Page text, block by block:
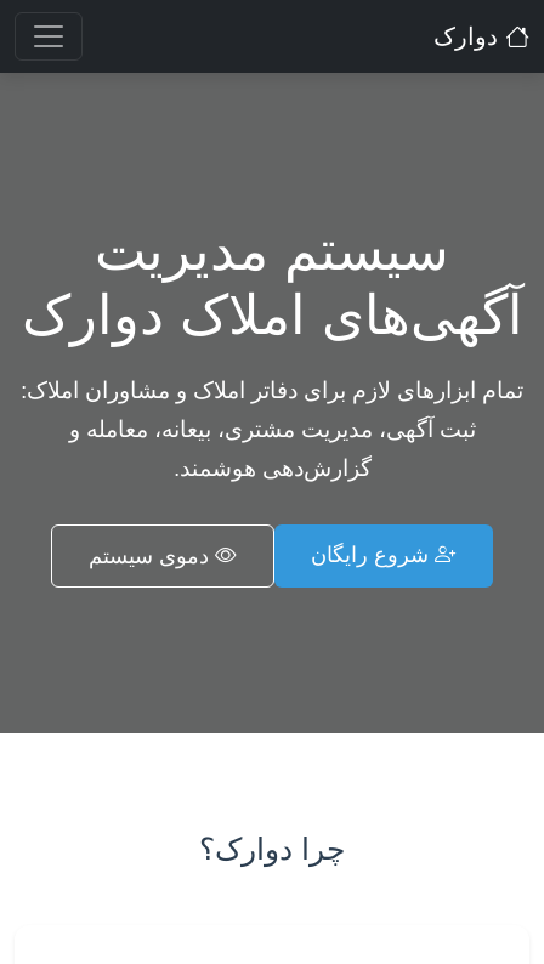
دوارک
سیستم مدیریت
آگهی‌های املاک دوارک
تمام ابزارهای لازم برای دفاتر املاک و مشاوران املاک:
ثبت آگهی، مدیریت مشتری، بیعانه، معامله و
گزارش‌دهی هوشمند.
شروع رایگان دموی سیستم
چرا دوارک؟